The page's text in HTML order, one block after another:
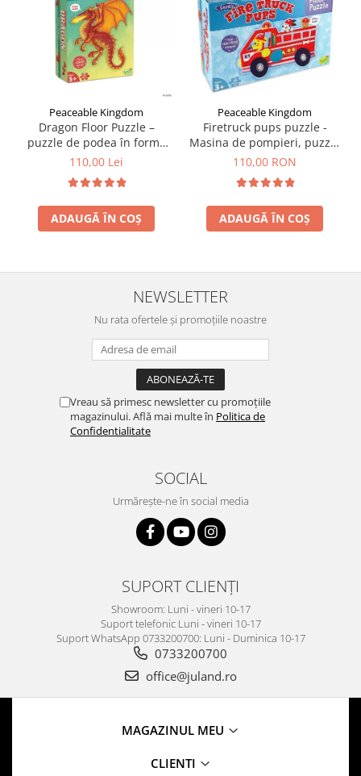
Peaceable Kingdom
Dragon Floor Puzzle –
puzzle de podea în forma
de dragon
110,00 Lei
ADAUGĂ ÎN COȘ
Peaceable Kingdom
Firetruck pups puzzle -
Masina de pompieri, puzzle
mare de podea
110,00 RON
ADAUGĂ ÎN COȘ
NEWSLETTER
Nu rata ofertele și promoțiile noastre
Vreau să primesc newsletter cu promoțiile
magazinului. Află mai multe în Politica de
Confidentialitate
SOCIAL
Urmărește-ne în social media
SUPORT CLIENȚI
Showroom: Luni - vineri 10-17
Suport telefonic Luni - vineri 10-17
Suport WhatsApp 0733200700: Luni - Duminica 10-17
0733200700
office@juland.ro
MAGAZINUL MEU
CLIENTI